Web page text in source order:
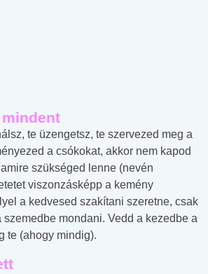
te üzengetsz, te szervezed meg a
a csókokat, akkor nem kapod
szükséged lenne (nevén
viszonzásképp a kemény
a kedvesed szakítani szeretne, csak
szemedbe mondani. Vedd a kezedbe a
te (ahogy mindig).